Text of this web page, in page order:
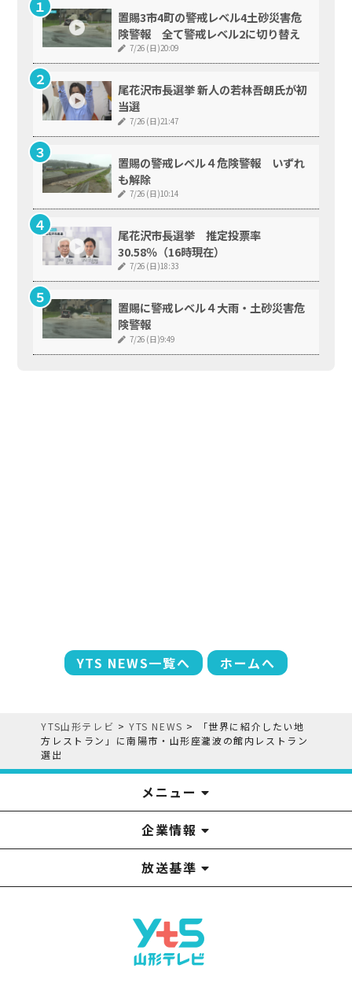
置賜3市4町の警戒レベル4土砂災害危
険警報 全て警戒レベル2に切り替え
7/26 (日)20:09
尾花沢市長選挙 新人の若林吾朗氏が初
当選
7/26 (日)21:47
置賜の警戒レベル４危険警報 いずれ
も解除
7/26 (日)10:14
尾花沢市長選挙 推定投票率
30.58％（16時現在）
7/26 (日)18:33
置賜に警戒レベル４大雨・土砂災害危
険警報
7/26 (日)9:49
YTS NEWS一覧へ ホームへ
YTS山形テレビ >YTS NEWS >
「世界に紹介したい地
方レストラン」に南陽市・山形座瀧波の館内レストラン
選出
メニュー
YTSニュース
番組
アナウンサー
プレゼント
イベント
みるるん星人
YTS見学ツアー
番組表
お問い合わせ
企業情報
企業情報
役員構成
YTS山形テレビ SDGs 宣言
採用情報
山形テレビ人権方針
山形テレビ国民保護業務計画提出文
個人情報基本方針
情報セキュリティ基本方針
視聴データの取扱いについて
系列局一覧
中継局一覧
放送基準